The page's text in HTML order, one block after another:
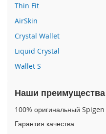
P
h
o
n
1
6
P
o
a
Thin Fit
AirSkin
Crystal Wallet
Liquid Crystal
Wallet S
Наши преимущества
100% оригинальный Spigen
Гарантия качества